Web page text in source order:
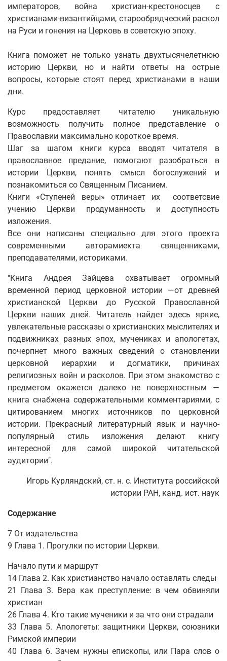
императоров, война христиан-крестоносцев с
христианами-византийцами, старообрядческий раскол
на Руси и гонения на Церковь в советскую эпоху.
Книга поможет не только узнать двухтысячелетнюю
историю Церкви, но и найти ответы на острые
вопросы, которые стоят перед христианами в наши
дни.
Курс предоставляет читателю уникальную
возможность получить полное представление о
Православии максимально короткое время.
Шаг за шагом книги курса вводят читателя в
православное предание, помогают разобраться в
истории Церкви, понять смысл богослужений и
познакомиться со Священным Писанием.
Книги «Ступеней веры» отличает их соответсвие
учению Церкви продуманность и доступность
изложения.
Все они написаны специально для этого проекта
современными авторамиекта священниками,
преподавателями, историками.
"Книга Андрея Зайцева охватывает огромный
временной период церковной истории —от древней
христианской Церкви до Русской Православной
Церкви наших дней. Читатель найдет здесь яркие,
увлекательные рассказы о христианских мыслителях и
подвижниках разных эпох, мучениках и апологетах,
почерпнет много важных сведений о становлении
церковной иерархии и догматики, причинах
религиозных войн и расколов. При этом знакомство с
предметом окажется далеко не поверхностным —
книга снабжена содержательными комментариями, с
цитированием многих источников по церковной
истории. Прекрасный литературный язык и научно-
популярный стиль изложения делают книгу
интересной для самой широкой читательской
аудитории".
Игорь Курляндский, ст. н. с. Института российской
истории РАН, канд. ист. наук
Содержание
7 От издательства
9 Глава 1. Прогулки по истории Церкви.
Начало пути и маршрут
14 Глава 2. Как христианство начало оставлять следы
21 Глава 3. Вера как преступление: в чем обвиняли
христиан
26 Глава 4. Кто такие мученики и за что они страдали
33 Глава 5. Апологеты: защитники Церкви, союзники
Римской империи
40 Глава 6. Зачем нужны епископы, или Пара слов о